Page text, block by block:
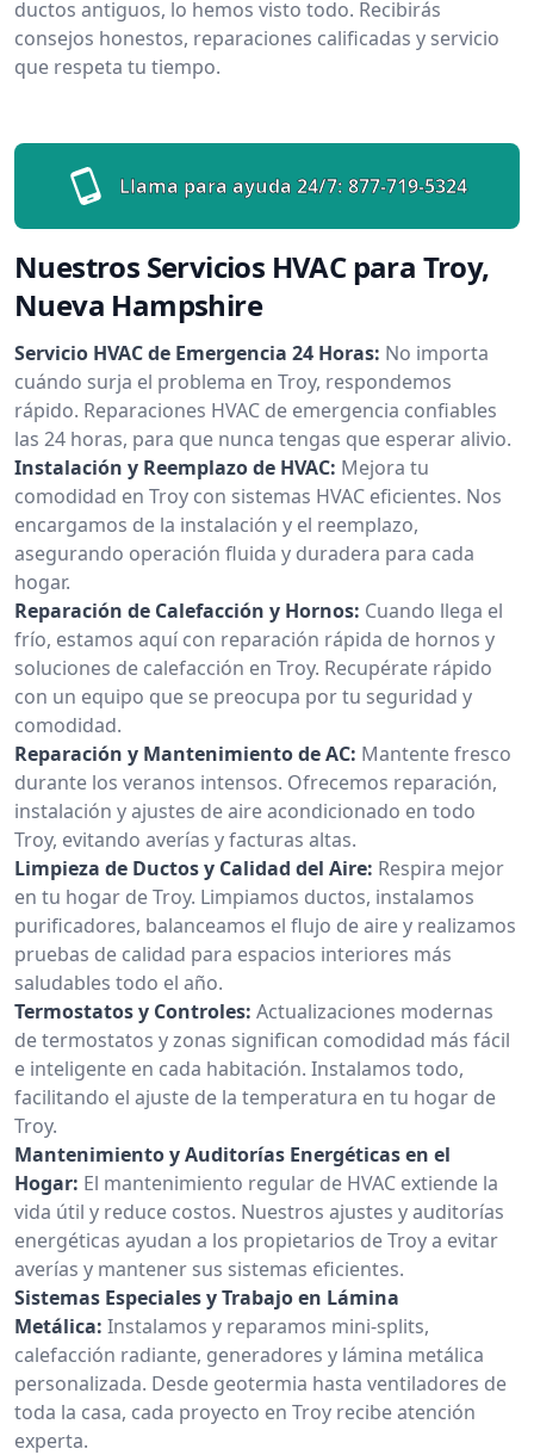
ductos antiguos, lo hemos visto todo. Recibirás
consejos honestos, reparaciones calificadas y servicio
que respeta tu tiempo.
Llama para ayuda 24/7: 877-719-5324
Nuestros Servicios HVAC para Troy,
Nueva Hampshire
Servicio HVAC de Emergencia 24 Horas: No importa
cuándo surja el problema en Troy, respondemos
rápido. Reparaciones HVAC de emergencia confiables
las 24 horas, para que nunca tengas que esperar alivio.
Instalación y Reemplazo de HVAC: Mejora tu
comodidad en Troy con sistemas HVAC eficientes. Nos
encargamos de la instalación y el reemplazo,
asegurando operación fluida y duradera para cada
hogar.
Reparación de Calefacción y Hornos: Cuando llega el
frío, estamos aquí con reparación rápida de hornos y
soluciones de calefacción en Troy. Recupérate rápido
con un equipo que se preocupa por tu seguridad y
comodidad.
Reparación y Mantenimiento de AC: Mantente fresco
durante los veranos intensos. Ofrecemos reparación,
instalación y ajustes de aire acondicionado en todo
Troy, evitando averías y facturas altas.
Limpieza de Ductos y Calidad del Aire: Respira mejor
en tu hogar de Troy. Limpiamos ductos, instalamos
purificadores, balanceamos el flujo de aire y realizamos
pruebas de calidad para espacios interiores más
saludables todo el año.
Termostatos y Controles: Actualizaciones modernas
de termostatos y zonas significan comodidad más fácil
e inteligente en cada habitación. Instalamos todo,
facilitando el ajuste de la temperatura en tu hogar de
Troy.
Mantenimiento y Auditorías Energéticas en el
Hogar: El mantenimiento regular de HVAC extiende la
vida útil y reduce costos. Nuestros ajustes y auditorías
energéticas ayudan a los propietarios de Troy a evitar
averías y mantener sus sistemas eficientes.
Sistemas Especiales y Trabajo en Lámina
Metálica: Instalamos y reparamos mini-splits,
calefacción radiante, generadores y lámina metálica
personalizada. Desde geotermia hasta ventiladores de
toda la casa, cada proyecto en Troy recibe atención
experta.